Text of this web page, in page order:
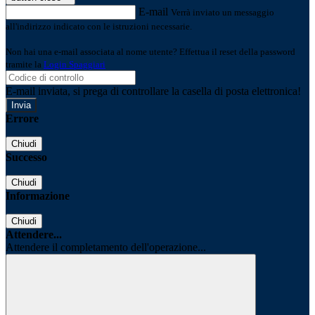
E-mail Verrà inviato un messaggio
all'indirizzo indicato con le istruzioni necessarie.
Non hai una e-mail associata al nome utente? Effettua il reset della password
tramite la Login Spaggiari
E-mail inviata, si prega di controllare la casella di posta elettronica!
Errore
Chiudi
Successo
Chiudi
Informazione
Chiudi
Attendere...
Attendere il completamento dell'operazione...